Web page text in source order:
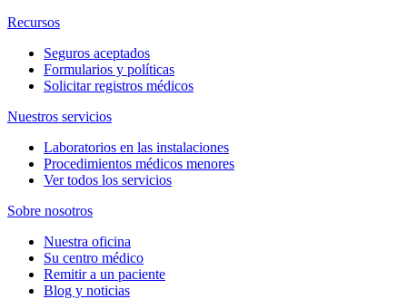
Recursos
Seguros aceptados
Formularios y políticas
Solicitar registros médicos
Nuestros servicios
Laboratorios en las instalaciones
Procedimientos médicos menores
Ver todos los servicios
Sobre nosotros
Nuestra oficina
Su centro médico
Remitir a un paciente
Blog y noticias